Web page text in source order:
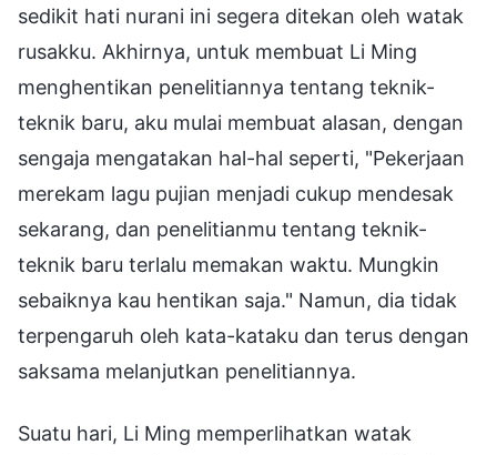
sedikit hati nurani ini segera ditekan oleh watak
rusakku. Akhirnya, untuk membuat Li Ming
menghentikan penelitiannya tentang teknik-
teknik baru, aku mulai membuat alasan, dengan
sengaja mengatakan hal-hal seperti, "Pekerjaan
merekam lagu pujian menjadi cukup mendesak
sekarang, dan penelitianmu tentang teknik-
teknik baru terlalu memakan waktu. Mungkin
sebaiknya kau hentikan saja." Namun, dia tidak
terpengaruh oleh kata-kataku dan terus dengan
saksama melanjutkan penelitiannya.
Suatu hari, Li Ming memperlihatkan watak